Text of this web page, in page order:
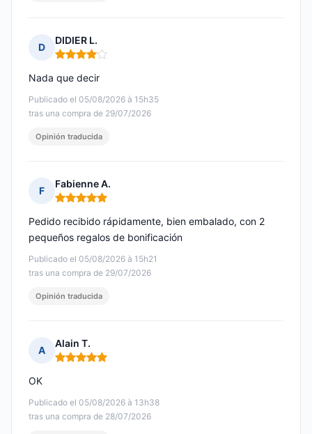
D
DIDIER L.
Nota: 4 de 5
Publicado el 05/08/2026 à 15h35
tras una compra de 29/07/2026
Nada que decir
Opinión traducida
F
Fabienne A.
Nota: 5 de 5
Publicado el 05/08/2026 à 15h21
tras una compra de 29/07/2026
Pedido recibido rápidamente, bien embalado, con 2
pequeños regalos de bonificación
Opinión traducida
A
Alain T.
Nota: 5 de 5
Publicado el 05/08/2026 à 13h38
tras una compra de 28/07/2026
OK